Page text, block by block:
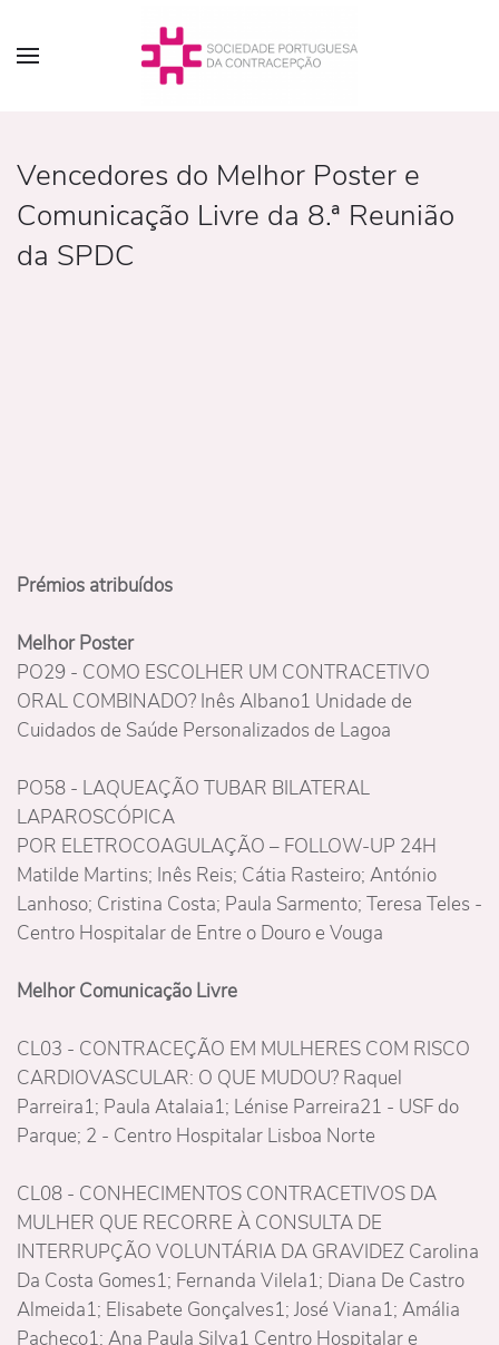
Vencedores do Melhor Poster e
Comunicação Livre da 8.ª Reunião
da SPDC
Prémios atribuídos
Melhor Poster
PO29 - COMO ESCOLHER UM CONTRACETIVO
ORAL COMBINADO? Inês Albano1 Unidade de
Cuidados de Saúde Personalizados de Lagoa
PO58 - LAQUEAÇÃO TUBAR BILATERAL
LAPAROSCÓPICA
POR ELETROCOAGULAÇÃO – FOLLOW-UP 24H
Matilde Martins; Inês Reis; Cátia Rasteiro; António
Lanhoso; Cristina Costa; Paula Sarmento; Teresa Teles -
Centro Hospitalar de Entre o Douro e Vouga
Melhor Comunicação Livre
CL03 - CONTRACEÇÃO EM MULHERES COM RISCO
CARDIOVASCULAR: O QUE MUDOU? Raquel
Parreira1; Paula Atalaia1; Lénise Parreira21 - USF do
Parque; 2 - Centro Hospitalar Lisboa Norte
CL08 - CONHECIMENTOS CONTRACETIVOS DA
MULHER QUE RECORRE À CONSULTA DE
INTERRUPÇÃO VOLUNTÁRIA DA GRAVIDEZ Carolina
Da Costa Gomes1; Fernanda Vilela1; Diana De Castro
Almeida1; Elisabete Gonçalves1; José Viana1; Amália
Pacheco1; Ana Paula Silva1 Centro Hospitalar e